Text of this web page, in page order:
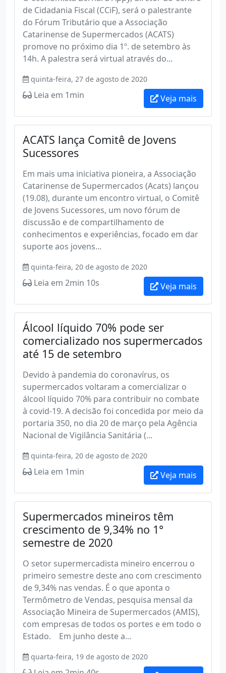
de Cidadania Fiscal (CCiF), será o palestrante
do Fórum Tributário que a Associação
Catarinense de Supermercados (ACATS)
promove no próximo dia 1º. de setembro às
14h. A palestra será virtual através do...
quinta-feira, 27 de agosto de 2020
Leia em 1min Veja mais
ACATS lança Comitê de Jovens
Sucessores
Em mais uma iniciativa pioneira, a Associação
Catarinense de Supermercados (Acats) lançou
(19.08), durante um encontro virtual, o Comitê
de Jovens Sucessores, um novo fórum de
discussão e de compartilhamento de
conhecimentos e experiências, focado em dar
suporte aos jovens...
quinta-feira, 20 de agosto de 2020
Leia em 2min 10s Veja mais
Álcool líquido 70% pode ser
comercializado nos supermercados
até 15 de setembro
Devido à pandemia do coronavírus, os
supermercados voltaram a comercializar o
álcool líquido 70% para contribuir no combate
à covid-19. A decisão foi concedida por meio da
portaria 350, no dia 20 de março pela Agência
Nacional de Vigilância Sanitária (...
quinta-feira, 20 de agosto de 2020
Leia em 1min Veja mais
Supermercados mineiros têm
crescimento de 9,34% no 1°
semestre de 2020
O setor supermercadista mineiro encerrou o
primeiro semestre deste ano com crescimento
de 9,34% nas vendas. É o que aponta o
Termômetro de Vendas, pesquisa mensal da
Associação Mineira de Supermercados (AMIS),
com empresas de todos os portes e em todo o
Estado. Em junho deste a...
quarta-feira, 19 de agosto de 2020